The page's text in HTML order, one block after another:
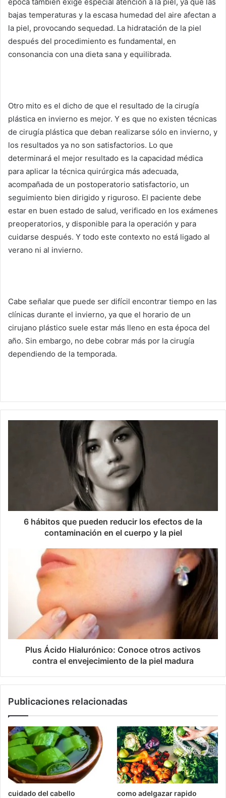
bajas temperaturas y la escasa humedad del aire afectan a
la piel, provocando sequedad. La hidratación de la piel
después del procedimiento es fundamental, en
consonancia con una dieta sana y equilibrada.
Otro mito es el dicho de que el resultado de la cirugía
plástica en invierno es mejor. Y es que no existen técnicas
de cirugía plástica que deban realizarse sólo en invierno, y
los resultados ya no son satisfactorios. Lo que
determinará el mejor resultado es la capacidad médica
para aplicar la técnica quirúrgica más adecuada,
acompañada de un postoperatorio satisfactorio, un
seguimiento bien dirigido y riguroso. El paciente debe
estar en buen estado de salud, verificado en los exámenes
preoperatorios, y disponible para la operación y para
cuidarse después. Y todo este contexto no está ligado al
verano ni al invierno.
Cabe señalar que puede ser difícil encontrar tiempo en las
clínicas durante el invierno, ya que el horario de un
cirujano plástico suele estar más lleno en esta época del
año. Sin embargo, no debe cobrar más por la cirugía
dependiendo de la temporada.
6 hábitos que pueden reducir los efectos de la
contaminación en el cuerpo y la piel
Plus Ácido Hialurónico: Conoce otros activos
contra el envejecimiento de la piel madura
Publicaciones relacionadas
cuidado del cabello como adelgazar rapido